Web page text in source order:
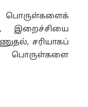
இறைச்சியை
சரியாகப்
பொருள்களை